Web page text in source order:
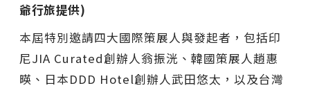
爺行旅提供)
本屆特別邀請四大國際策展人與發起者，包括印
尼JIA Curated創辦人翁振洸、韓國策展人趙惠
暎、日本DDD Hotel創辦人武田悠太，以及台灣